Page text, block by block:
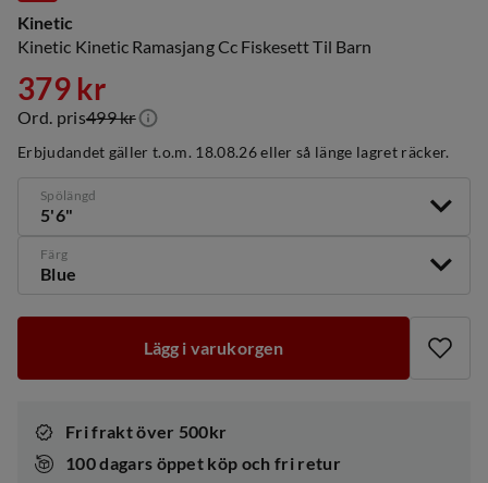
Kinetic
Kinetic Kinetic Ramasjang Cc Fiskesett Til Barn
discounted
price
379 kr
original
price
Ord. pris499 kr
Erbjudandet gäller t.o.m. 18.08.26 eller så länge lagret räcker.
Spölängd
5'6"
Färg
Blue
Lägg i varukorgen
Fri frakt över 500kr
100 dagars öppet köp och fri retur